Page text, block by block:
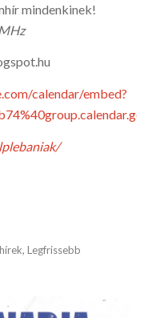
mindenkinek!
calendar/embed?
, Legfrissebb